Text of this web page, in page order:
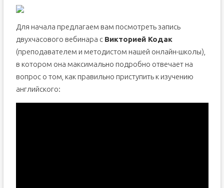
Этап II: Освежите знания грамматики
Этап III: Спойте песню
Этап IV: Напечатайте короткий абзац на английском
Этап V: Тысячью слов
Советы для успешного изучения английского языка
Для начала предлагаем вам посмотреть запись
двухчасового вебинара с Викторией Кодак
(преподавателем и методистом нашей онлайн-школы),
в котором она максимально подробно отвечает на
вопрос о том, как правильно приступить к изучению
английского: